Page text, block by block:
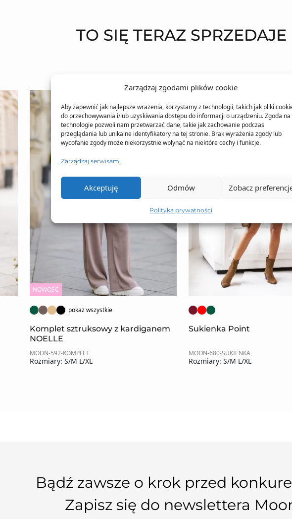
Zarządzaj zgodami plików cookie
Aby zapewnić jak najlepsze wrażenia, korzystamy z technologii, takich jak pliki
do przechowywania i/lub uzyskiwania dostępu do informacji o urządzeniu. Zgoda na
technologie pozwoli nam przetwarzać dane, takie jak zachowanie podczas
przeglądania lub unikalne identyfikatory na tej stronie. Brak wyrażenia zgody lub
wycofanie zgody może niekorzystnie wpłynąć na niektóre cechy i funkcje.
Zarządzaj serwisami
Akceptuję Odmów Zobacz
Polityka prywatności
TO SIĘ TERAZ SPRZEDAJE
NOWOŚĆ
pokaż wszystkie
Komplet sztruksowy z kardiganem
NOELLE
MOON-592-KOMPLET
Rozmiary: S/M L/XL
Sukienka Point
MOON-680-SUKIENKA
Rozmiary: S/M L/XL
Bądź zawsze o krok przed
Zapisz się do newslettera